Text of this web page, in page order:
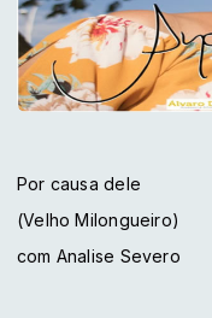
Por causa dele
(Velho Milongueiro)
com Analise Severo